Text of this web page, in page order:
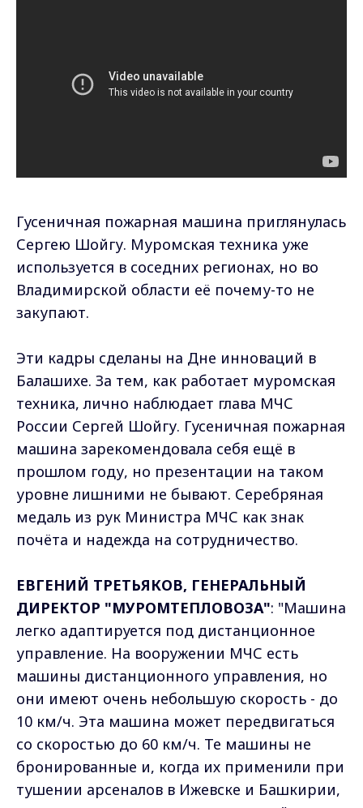
Гусеничная пожарная машина приглянулась
Сергею Шойгу. Муромская техника уже
используется в соседних регионах, но во
Владимирской области её почему-то не
закупают.
Эти кадры сделаны на Дне инноваций в
Балашихе. За тем, как работает муромская
техника, лично наблюдает глава МЧС
России Сергей Шойгу. Гусеничная пожарная
машина зарекомендовала себя ещё в
прошлом году, но презентации на таком
уровне лишними не бывают. Серебряная
медаль из рук Министра МЧС как знак
почёта и надежда на сотрудничество.
ЕВГЕНИЙ ТРЕТЬЯКОВ, ГЕНЕРАЛЬНЫЙ
ДИРЕКТОР "МУРОМТЕПЛОВОЗА": "Машина
легко адаптируется под дистанционное
управление. На вооружении МЧС есть
машины дистанционного управления, но
они имеют очень небольшую скорость - до
10 км/ч. Эта машина может передвигаться
со скоростью до 60 км/ч. Те машины не
бронированные и, когда их применили при
тушении арсеналов в Ижевске и Башкирии,